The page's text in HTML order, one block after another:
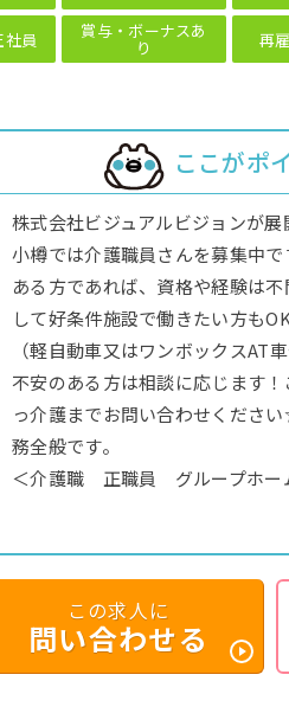
社員 賞与・ボーナスあ
り 再
ここがポ
株式会社ビジュアルビジョンが
小樽では介護職員さんを募集中
ある方であれば、資格や経験は
して好条件施設で働きたい方も
（軽自動車又はワンボックスAT
不安のある方は相談に応じます
っ介護までお問い合わせくださ
務全般です。
＜介護職 正職員 グループホー
この求人に
問い合わせる